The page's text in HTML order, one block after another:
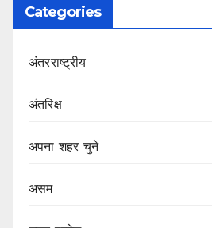
Categories
अंतरराष्ट्रीय
अंतरिक्ष
अपना शहर चुने
असम